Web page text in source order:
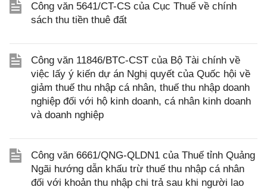
Công văn 5641/CT-CS của Cục Thuế về chính
sách thu tiền thuê đất
Công văn 11846/BTC-CST của Bộ Tài chính về
việc lấy ý kiến dự án Nghị quyết của Quốc hội về
giảm thuế thu nhập cá nhân, thuế thu nhập doanh
nghiệp đối với hộ kinh doanh, cá nhân kinh doanh
và doanh nghiệp
Công văn 6661/QNG-QLDN1 của Thuế tỉnh Quảng
Ngãi hướng dẫn khấu trừ thuế thu nhập cá nhân
đối với khoản thu nhập chi trả sau khi người lao